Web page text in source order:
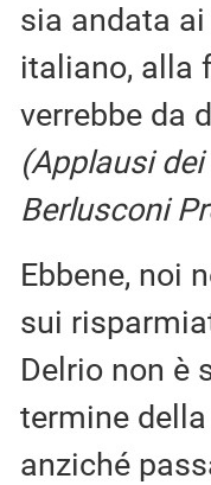
sia andata
italiano, alla
verrebbe da
(Applausi
Berlusconi
Ebbene, noi
sui
Delrio non è
termine
anziché